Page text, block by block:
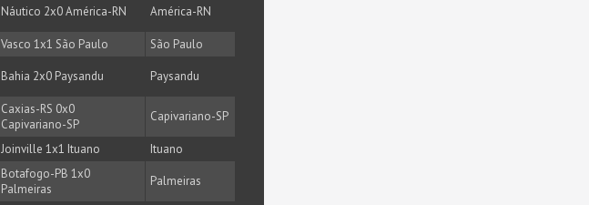
Náutico 2x0 América-RN América-RN
Vasco 1x1 São Paulo São Paulo
Bahia 2x0 Paysandu Paysandu
Caxias-RS 0x0
Capivariano-SP
Capivariano-SP
Joinville 1x1 Ituano Ituano
Botafogo-PB 1x0
Palmeiras
Palmeiras